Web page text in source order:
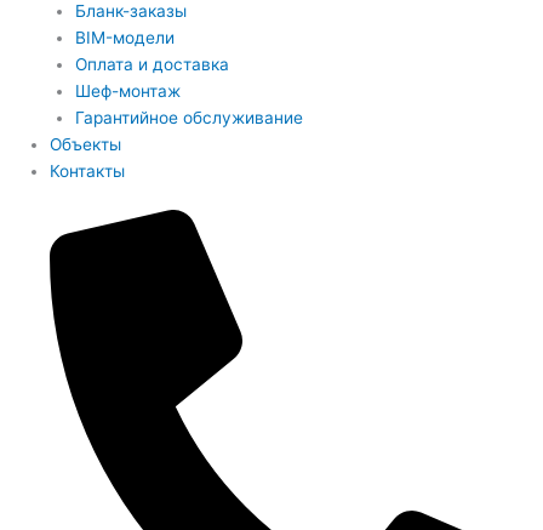
Бланк-заказы
BIM-модели
Оплата и доставка
Шеф-монтаж
Гарантийное обслуживание
Объекты
Контакты